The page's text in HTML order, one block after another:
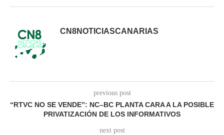
CN8NOTICIASCANARIAS
previous post
“RTVC NO SE VENDE”: NC–BC PLANTA CARA A LA POSIBLE
PRIVATIZACIÓN DE LOS INFORMATIVOS
next post